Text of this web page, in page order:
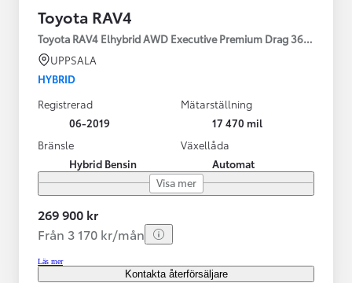
Toyota RAV4
Toyota RAV4 Elhybrid AWD Executive Premium Drag 360-kamera
UPPSALA
HYBRID
Registrerad
06-2019
Mätarställning
17 470 mil
Bränsle
Hybrid Bensin
Växellåda
Automat
Visa mer
269 900 kr
Från 3 170 kr/mån
Läs mer
Kontakta återförsäljare